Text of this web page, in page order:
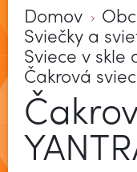
Domov
Sviečky a
Sviece v skle
Čakrová